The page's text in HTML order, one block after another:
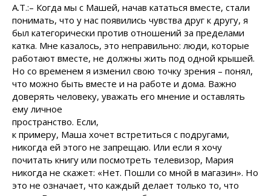
А.Т.:– Когда мы с Машей, начав кататься вместе, стали
понимать, что у нас появились чувства друг к другу, я
был категорически против отношений за пределами
катка. Мне казалось, это неправильно: люди, которые
работают вместе, не должны жить под одной крышей.
Но со временем я изменил свою точку зрения – понял,
что можно быть вместе и на работе и дома. Важно
доверять человеку, уважать его мнение и оставлять
ему личное
пространство. Если,
к примеру, Маша хочет встретиться с подругами,
никогда ей этого не запрещаю. Или если я хочу
почитать книгу или посмотреть телевизор, Мария
никогда не скажет: «Нет. Пошли со мной в магазин». Но
это не означает, что каждый делает только то, что